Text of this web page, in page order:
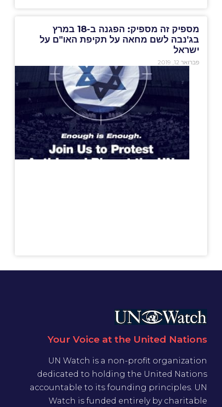
מספיק זה מספיק: הפגנה ב-18 במרץ
בג'נבה לשם מחאה על תקיפת האו"ם על
ישראל
פברואר 12, 2019
Your Voice at the United Nations
UN Watch is a non-profit organization
dedicated to holding the United Nations
accountable to its founding principles. UN
Watch is funded entirely by charitable